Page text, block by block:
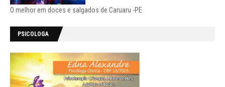
O melhor em doces e salgados de Caruaru -PE
PSICOLOGA